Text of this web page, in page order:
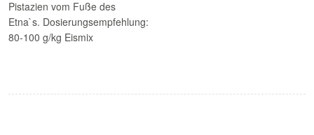
Pistazien vom Fuße des
Etna`s. Dosierungsempfehlung:
80-100 g/kg Eismix